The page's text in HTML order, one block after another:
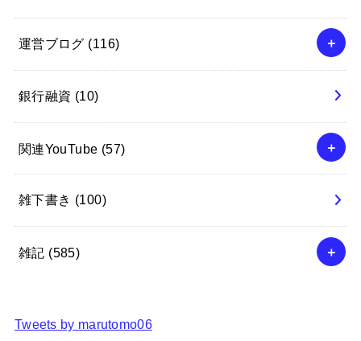
運営ブログ (116)
銀行融資 (10)
関連YouTube (57)
雑下書き (100)
雑記 (585)
Tweets by marutomo06